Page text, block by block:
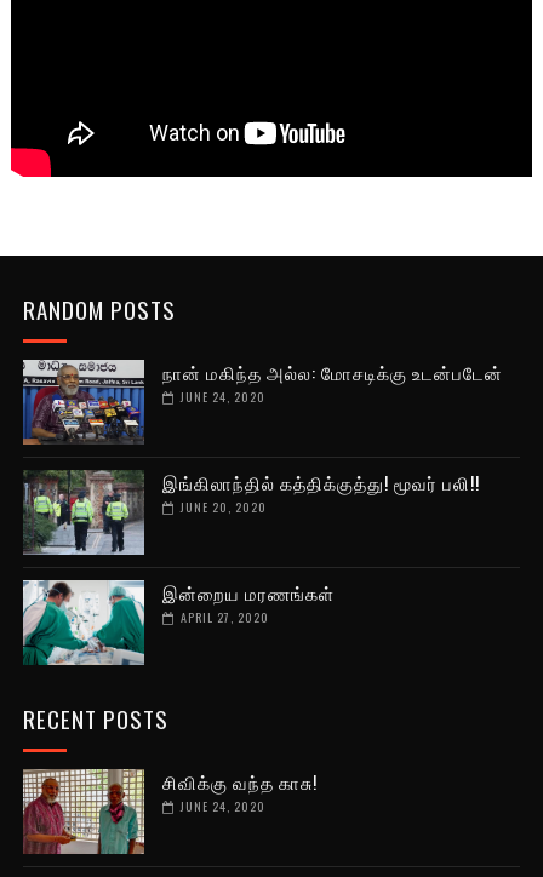
RANDOM POSTS
நான் மகிந்த அல்ல: மோசடிக்கு உடன்படேன்
JUNE 24, 2020
இங்கிலாந்தில் கத்திக்குத்து! மூவர் பலி!!
JUNE 20, 2020
இன்றைய மரணங்கள்
APRIL 27, 2020
RECENT POSTS
சிவிக்கு வந்த காசு!
JUNE 24, 2020